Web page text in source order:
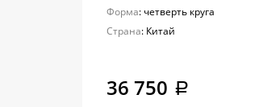
Форма: четверть круга
Страна: Китай
36 750 a